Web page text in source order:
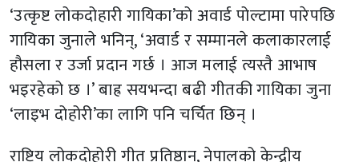
‘उत्कृष्ट लोकदोहारी गायिका’को अवार्ड पोल्टामा पारेपछि
गायिका जुनाले भनिन्, ‘अवार्ड र सम्मानले कलाकारलाई
हौसला र उर्जा प्रदान गर्छ । आज मलाई त्यस्तै आभाष
भइरहेको छ ।’ बाह्र सयभन्दा बढी गीतकी गायिका जुना
‘लाइभ दोहोरी’का लागि पनि चर्चित छिन् ।
राष्ट्रिय लोकदोहोरी गीत प्रतिष्ठान, नेपालको केन्द्रीय